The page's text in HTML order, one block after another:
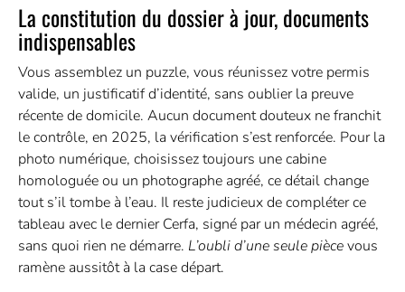
La constitution du dossier à jour, documents
indispensables
Vous assemblez un puzzle, vous réunissez votre permis
valide, un justificatif d’identité, sans oublier la preuve
récente de domicile. Aucun document douteux ne franchit
le contrôle, en 2025, la vérification s’est renforcée. Pour la
photo numérique, choisissez toujours une cabine
homologuée ou un photographe agréé, ce détail change
tout s’il tombe à l’eau. Il reste judicieux de compléter ce
tableau avec le dernier Cerfa, signé par un médecin agréé,
sans quoi rien ne démarre. L’oubli d’une seule piècevous
ramène aussitôt à la case départ.